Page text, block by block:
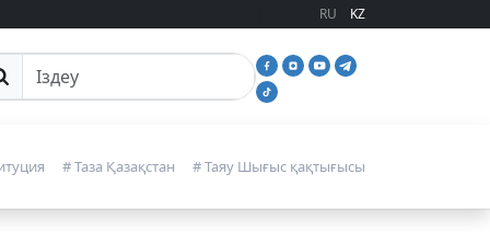
RU KZ
іздеу
# Таза Қазақстан # Таяу Шығыс қақтығысы